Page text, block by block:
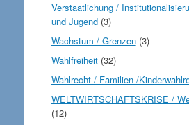
Verstaatlichung /
und Jugend(3)
Wachstum / Grenzen(3)
Wahlfreiheit(32)
Wahlrecht / Familien-/
WELTWIRTSCHAFTSKRISE /
(12)